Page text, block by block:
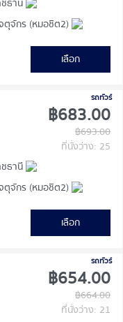
ธานี
ตุจักร (หมอชิต2)
เลือก
รถทัวร์
฿683.00
฿693.00
ที่นั่งว่าง: 25
ธานี
ตุจักร (หมอชิต2)
เลือก
รถทัวร์
฿654.00
฿664.00
ที่นั่งว่าง: 21